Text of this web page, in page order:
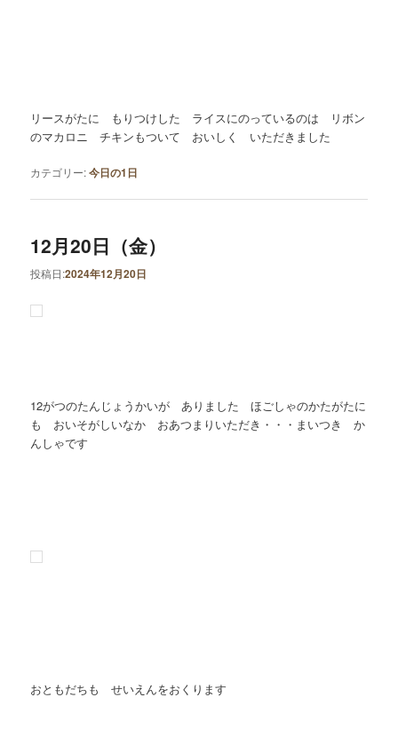
リースがたに もりつけした ライスにのっているのは リボン
のマカロニ チキンもついて おいしく いただきました
カテゴリー:今日の1日
12月20日（金）
投稿日:2024年12月20日
12がつのたんじょうかいが ありました ほごしゃのかたがたに
も おいそがしいなか おあつまりいただき・・・まいつき か
んしゃです
おともだちも せいえんをおくります